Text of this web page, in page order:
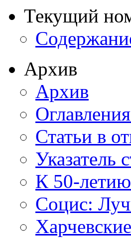
Текущий
Архив
Архив
Статьи в
Указатель
К 50-
Социс: